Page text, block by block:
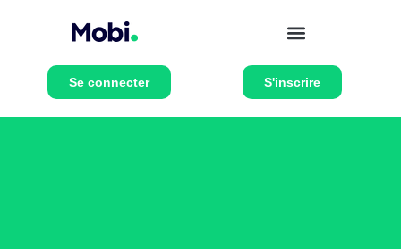
Se connecter S'inscrire